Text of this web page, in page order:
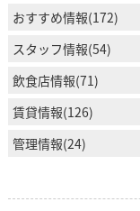
おすすめ情報(172)
スタッフ情報(54)
飲食店情報(71)
賃貸情報(126)
管理情報(24)